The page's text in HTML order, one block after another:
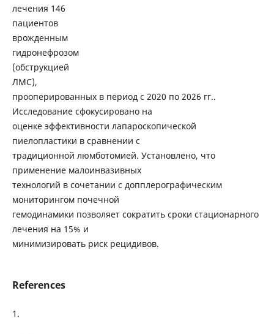
лечения 146
пациентов
врожденным
гидронефрозом
(обструкцией
ЛМС),
прооперированных в период с 2020 по 2026 гг..
Исследование сфокусировано на
оценке эффективности лапароскопической
пиелопластики в сравнении с
традиционной люмботомией. Установлено, что
применение малоинвазивных
технологий в сочетании с допплерографическим
мониторингом почечной
гемодинамики позволяет сократить сроки стационарного
лечения на 15% и
минимизировать риск рецидивов.
References
1.